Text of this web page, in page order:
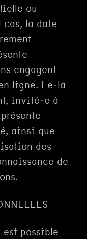
ou
la date
engagent
ligne. Le·la
invité·e à
ainsi que
des
de
est possible